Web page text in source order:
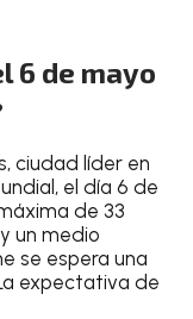
6 de mayo
, ciudad líder en
, el día6 de
de 33
unmedio
se espera una
expectativa de